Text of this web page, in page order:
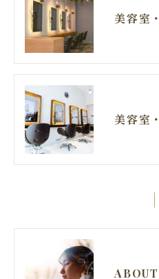
美容室
美容室